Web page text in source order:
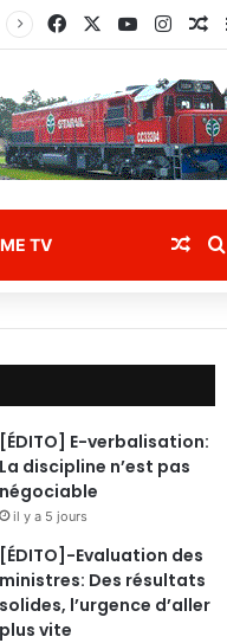
Facebook YouTube
TV
[ÉDITO] E-verbalisation:
La discipline n’est pas
négociable
il y a 5 jours
[ÉDITO]-Evaluation des
ministres: Des résultats
solides, l’urgence d’aller
plus vite